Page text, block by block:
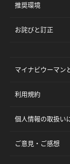
推奨環境
お詫びと訂正
マイナビウーマン
利用規約
個人情報の取扱い
ご意見・ご感想